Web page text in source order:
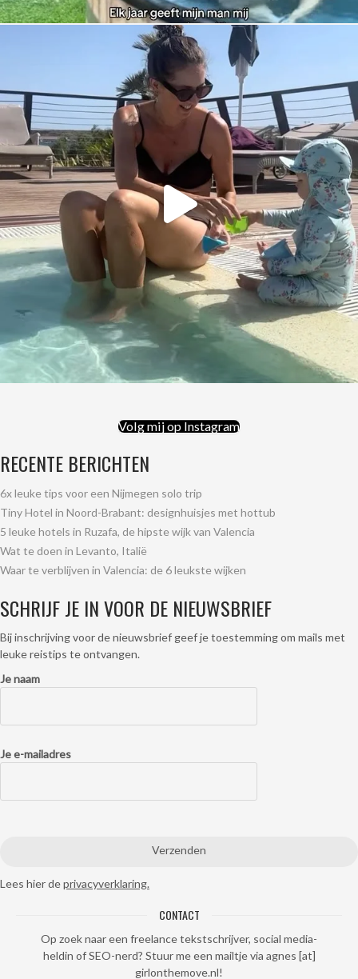
Volg mij op Instagram
RECENTE BERICHTEN
6x leuke tips voor een Nijmegen solo trip
Tiny Hotel in Noord-Brabant: designhuisjes met hottub
5 leuke hotels in Ruzafa, de hipste wijk van Valencia
Wat te doen in Levanto, Italië
Waar te verblijven in Valencia: de 6 leukste wijken
SCHRIJF JE IN VOOR DE NIEUWSBRIEF
Bij inschrijving voor de nieuwsbrief geef je toestemming om mails met
leuke reistips te ontvangen.
Je naam
Je e-mailadres
Lees hier deprivacyverklaring.
CONTACT
Op zoek naar een freelance tekstschrijver, social media-
heldin of SEO-nerd? Stuur me een mailtje via agnes [at]
girlonthemove.nl!